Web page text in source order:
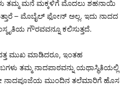
ತಮ್ಮ ಮನೆ ಮಕ್ಕಳಿಗೆ ಮೊದಲು ಶಹನಾಯಿ
– ಮೊಬೈಲ್ ಫೋನ್ ಅಲ್ಲ. ಇದು ನಾದದ
ಗೌರವವನ್ನೂ ಕಲಿಸುತ್ತದೆ.
ಮುಖ ಮಾಡಿದರೂ, ಇಂತಹ
ತಮ್ಮ ನಾದಪಾಠವನ್ನು ಯಥಾಸ್ಥಿತಿಯಲ್ಲಿ
ನಾದಪೂಜೆಯ ಮುಂದಿನ ತಲೆಮಾರಿಗೆ ಹೊಸ